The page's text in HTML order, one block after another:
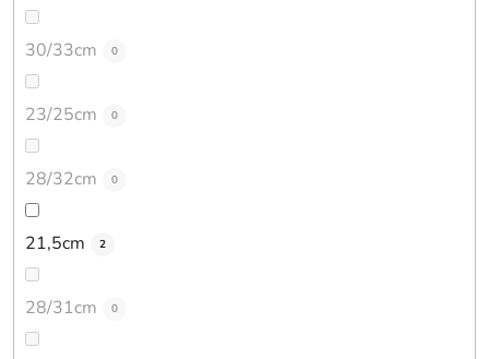
30/33cm 0
23/25cm 0
28/32cm 0
21,5cm 2
28/31cm 0